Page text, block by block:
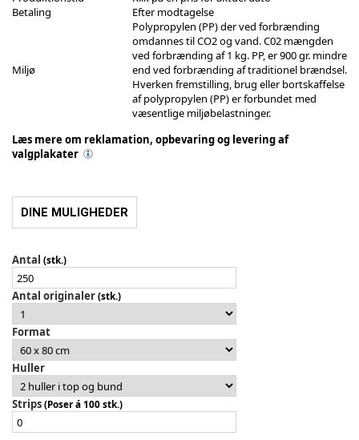
Betaling
Efter modtagelse
Miljø
Polypropylen (PP) der ved forbrænding
omdannes til CO2 og vand. C02 mængden
ved forbrænding af 1 kg. PP, er 900 gr. mindre
end ved forbrænding af traditionel brændsel.
Hverken fremstilling, brug eller bortskaffelse
af polypropylen (PP) er forbundet med
væsentlige miljøbelastninger.
Læs mere om reklamation, opbevaring og levering af
valgplakater
DINE MULIGHEDER
Antal (stk.)
Antal originaler(stk.)
Format
Huller
Strips(Poser á 100 stk.)